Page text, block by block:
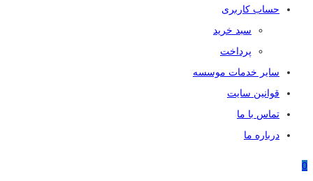
حساب کاربری
سبد خرید
پرداخت
سایر خدمات موسسه
قوانین سایت
تماس با ما
درباره ما
0